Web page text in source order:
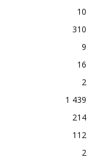
10
310
9
16
2
1 439
214
112
2